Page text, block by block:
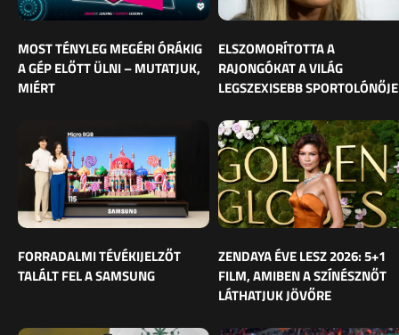
MOST TÉNYLEG MEGÉRI ÓRÁKIG
A GÉP ELŐTT ÜLNI – MUTATJUK,
MIÉRT
ELSZOMORÍTOTTA A
RAJONGÓKAT A VILÁG
LEGSZEXISEBB SPORTOLÓNŐJE
FORRADALMI TÉVÉKIJELZŐT
TALÁLT FEL A SAMSUNG
ZENDAYA ÉVE LESZ 2026: 5+1
FILM, AMIBEN A SZÍNÉSZNŐT
LÁTHATJUK JÖVŐRE